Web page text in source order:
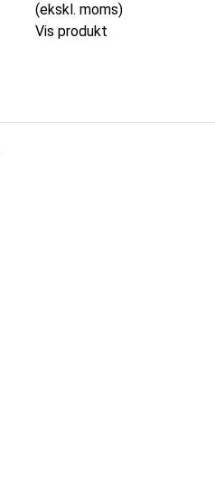
(ekskl. moms)
Vis produkt